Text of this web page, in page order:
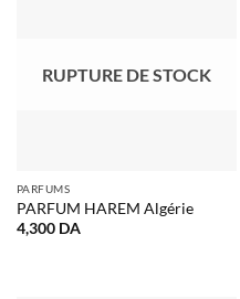
RUPTURE DE STOCK
PARFUMS
PARFUM HAREM Algérie
4,300 DA